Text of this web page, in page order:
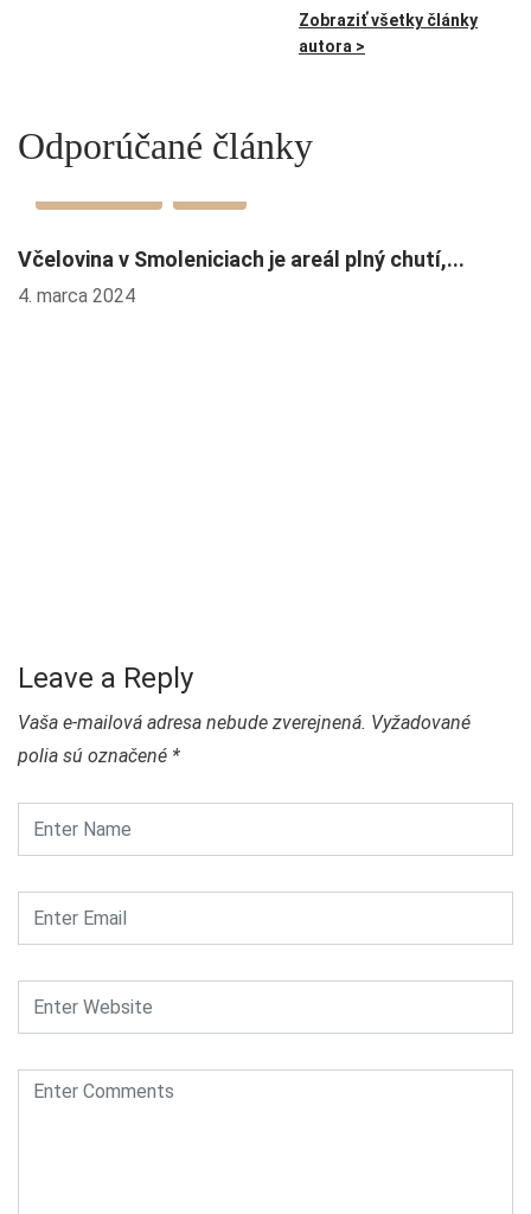
Zobraziť všetky články
autora >
Odporúčané články
Včelovina v Smoleniciach je areál plný chutí,...
4. marca 2024
Leave a Reply
Vaša e-mailová adresa nebude zverejnená. Vyžadované
polia sú označené *